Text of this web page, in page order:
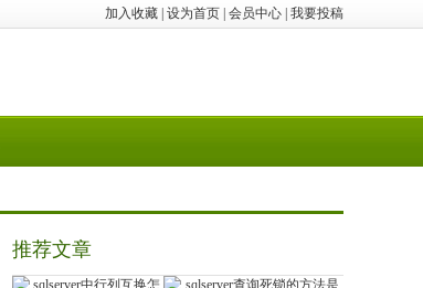
加入收藏 设为首页 会员中心 我要投稿
推荐文章